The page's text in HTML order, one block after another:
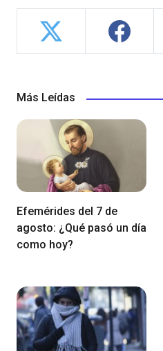
Más Leídas
Efemérides del 7 de
agosto: ¿Qué pasó un día
como hoy?